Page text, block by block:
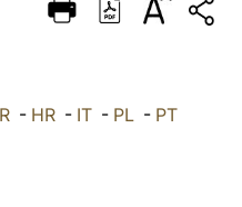
ITALIANO
- HR- IT- PL- PT